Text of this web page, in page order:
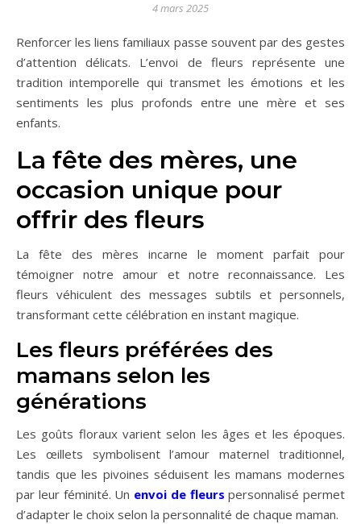
4 mars 2025
Renforcer les liens familiaux passe souvent par des gestes
d’attention délicats. L’envoi de fleurs représente une
tradition intemporelle qui transmet les émotions et les
sentiments les plus profonds entre une mère et ses
enfants.
La fête des mères, une
occasion unique pour
offrir des fleurs
La fête des mères incarne le moment parfait pour
témoigner notre amour et notre reconnaissance. Les
fleurs véhiculent des messages subtils et personnels,
transformant cette célébration en instant magique.
Les fleurs préférées des
mamans selon les
générations
Les goûts floraux varient selon les âges et les époques.
Les œillets symbolisent l’amour maternel traditionnel,
tandis que les pivoines séduisent les mamans modernes
par leur féminité. Un envoi de fleurs personnalisé permet
d’adapter le choix selon la personnalité de chaque maman.